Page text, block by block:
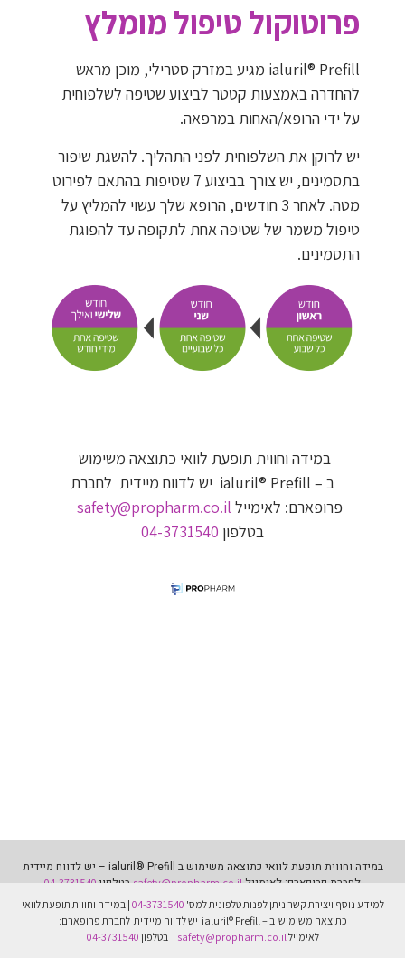
פרוטוקול טיפול מומלץ
ialuril® Prefill מגיע במזרק סטרילי, מוכן מראש
להחדרה באמצעות קטטר לביצוע שטיפה לשלפוחית
על ידי הרופא/האחות במרפאה.
יש לרוקן את השלפוחית לפני התהליך. להשגת שיפור
בתסמינים, יש צורך בביצוע 7 שטיפות בהתאם לפירוט
מטה. לאחר 3 חודשים, הרופא שלך עשוי להמליץ על
טיפול משמר של שטיפה אחת לתקופה עד להפוגת
התסמינים.
במידה וחווית תופעת לוואי כתוצאה משימוש
ב ialuril® Prefill – יש לדווח מיידית לחברת
פרופארם: לאימייל safety@propharm.co.il
בטלפון 04-3731540
למידע נוסף ויצירת קשר ניתן לפנות טלפונית למס' 04-3731540
| במידה וחווית תופעת לוואי
כתוצאה משימוש בialuril® Prefill – יש לדווח מיידית לחברת פרופארם:
לאימייל safety@propharm.co.il בטלפון 04-3731540
במידה וחווית תופעת לוואי כתוצאה משימוש ב ialuril® Prefill – יש לדווח מיידית
לחברת פרופארם: לאימייל safety@propharm.co.il בטלפון 04-3731540
המידע באתר זה איננו מהווה תחליף להתייעצות עם רופא.